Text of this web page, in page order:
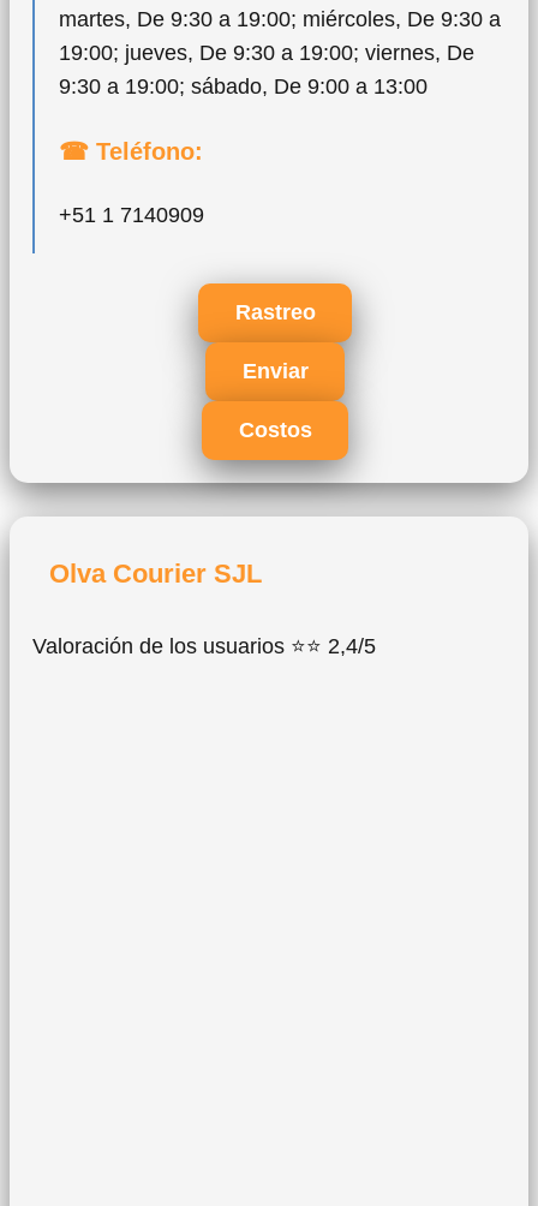
martes, De 9:30 a 19:00; miércoles, De 9:30 a
19:00; jueves, De 9:30 a 19:00; viernes, De
9:30 a 19:00; sábado, De 9:00 a 13:00
☎ Teléfono:
+51 1 7140909
Rastreo
Enviar
Costos
Olva Courier SJL
Valoración de los usuarios ⭐⭐ 2,4/5